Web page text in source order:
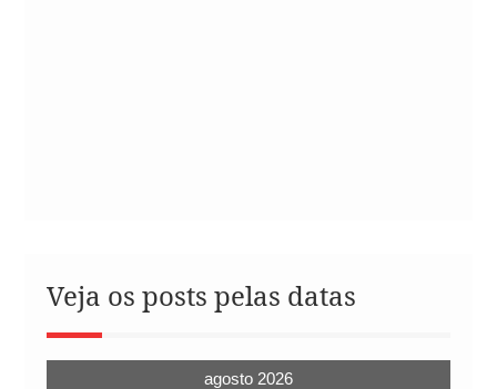
Veja os posts pelas datas
agosto 2026